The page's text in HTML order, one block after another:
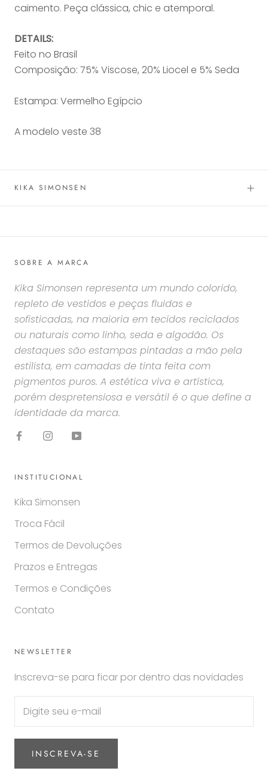
caimento. Peça clássica, chic e atemporal.
DETAILS:
Feito no Brasil
Composição: 75% Viscose, 20% Liocel e 5% Seda
Estampa: Vermelho Egípcio
A modelo veste 38
KIKA SIMONSEN
SOBRE A MARCA
Kika Simonsen representa um mundo colorido,
repleto de vestidos e peças fluidas e
sofisticadas, na maioria em tecidos reciclados
ou naturais como linho, seda e algodão. Os
destaques são estampas pintadas a mão pela
estilista, em camadas de tinta feita com
pigmentos puros. A estética viva e artística,
porém despretensiosa e versátil é o que define a
identidade da marca.
INSTITUCIONAL
Kika Simonsen
Troca Fácil
Termos de Devoluções
Prazos e Entregas
Termos e Condições
Contato
NEWSLETTER
Inscreva-se para ficar por dentro das novidades
INSCREVA-SE